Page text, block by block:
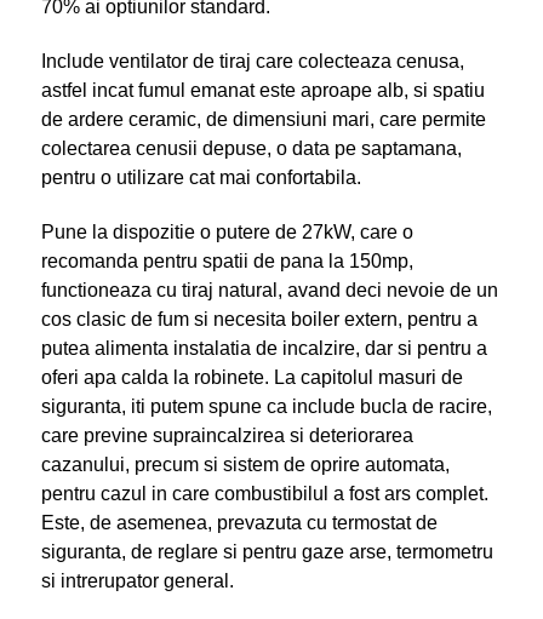
70% ai optiunilor standard.
Include ventilator de tiraj care colecteaza cenusa,
astfel incat fumul emanat este aproape alb, si spatiu
de ardere ceramic, de dimensiuni mari, care permite
colectarea cenusii depuse, o data pe saptamana,
pentru o utilizare cat mai confortabila.
Pune la dispozitie o putere de 27kW, care o
recomanda pentru spatii de pana la 150mp,
functioneaza cu tiraj natural, avand deci nevoie de un
cos clasic de fum si necesita boiler extern, pentru a
putea alimenta instalatia de incalzire, dar si pentru a
oferi apa calda la robinete. La capitolul masuri de
siguranta, iti putem spune ca include bucla de racire,
care previne supraincalzirea si deteriorarea
cazanului, precum si sistem de oprire automata,
pentru cazul in care combustibilul a fost ars complet.
Este, de asemenea, prevazuta cu termostat de
siguranta, de reglare si pentru gaze arse, termometru
si intrerupator general.